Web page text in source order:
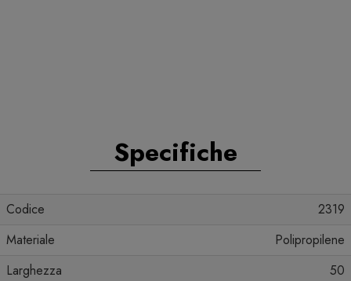
Specifiche
Codice
2319
Materiale
Polipropilene
Larghezza
50